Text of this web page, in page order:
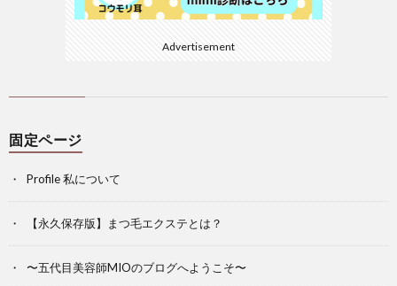
Advertisement
固定ページ
Profile 私について
【永久保存版】まつ毛エクステとは？
〜五代目美容師MIOのブログへようこそ〜